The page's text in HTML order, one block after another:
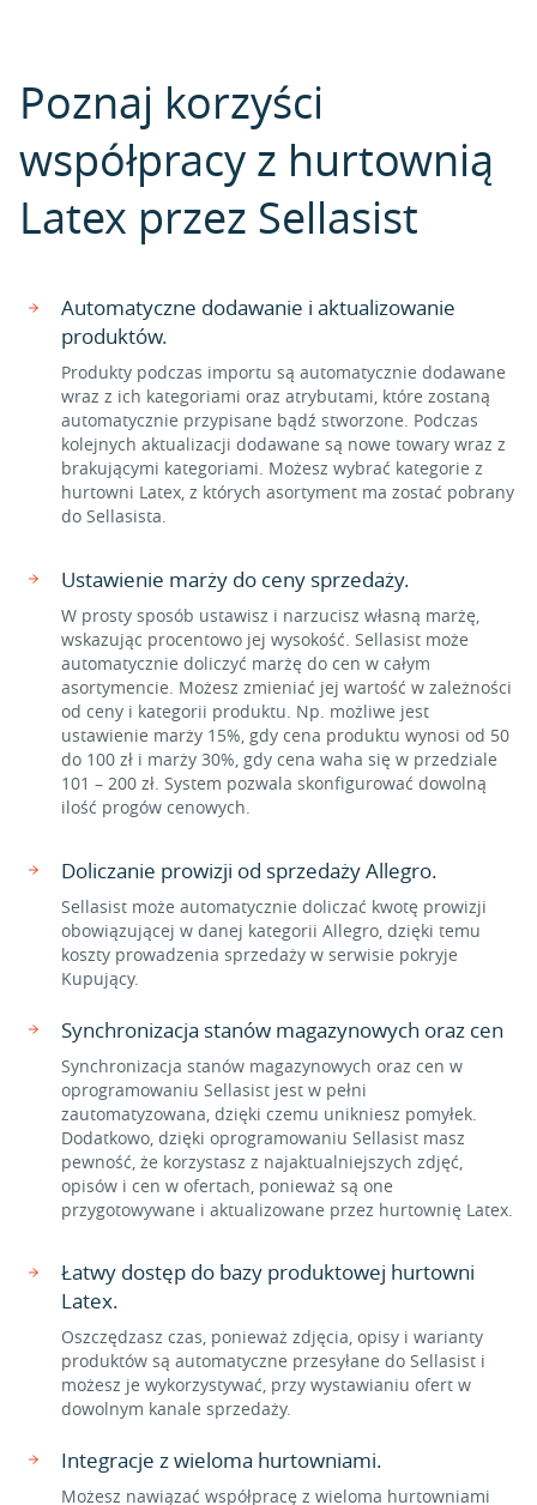
Poznaj korzyści
współpracy z hurtownią
Latex przez Sellasist
Automatyczne dodawanie i aktualizowanie
produktów.
Produkty podczas importu są automatycznie dodawane
wraz z ich kategoriami oraz atrybutami, które zostaną
automatycznie przypisane bądź stworzone. Podczas
kolejnych aktualizacji dodawane są nowe towary wraz z
brakującymi kategoriami. Możesz wybrać kategorie z
hurtowni Latex, z których asortyment ma zostać pobrany
do Sellasista.
Ustawienie marży do ceny sprzedaży.
W prosty sposób ustawisz i narzucisz własną marżę,
wskazując procentowo jej wysokość. Sellasist może
automatycznie doliczyć marżę do cen w całym
asortymencie. Możesz zmieniać jej wartość w zależności
od ceny i kategorii produktu. Np. możliwe jest
ustawienie marży 15%, gdy cena produktu wynosi od 50
do 100 zł i marży 30%, gdy cena waha się w przedziale
101 – 200 zł. System pozwala skonfigurować dowolną
ilość progów cenowych.
Doliczanie prowizji od sprzedaży Allegro.
Sellasist może automatycznie doliczać kwotę prowizji
obowiązującej w danej kategorii Allegro, dzięki temu
koszty prowadzenia sprzedaży w serwisie pokryje
Kupujący.
Synchronizacja stanów magazynowych oraz cen
Synchronizacja stanów magazynowych oraz cen w
oprogramowaniu Sellasist jest w pełni
zautomatyzowana, dzięki czemu unikniesz pomyłek.
Dodatkowo, dzięki oprogramowaniu Sellasist masz
pewność, że korzystasz z najaktualniejszych zdjęć,
opisów i cen w ofertach, ponieważ są one
przygotowywane i aktualizowane przez hurtownię Latex.
Łatwy dostęp do bazy produktowej hurtowni
Latex.
Oszczędzasz czas, ponieważ zdjęcia, opisy i warianty
produktów są automatyczne przesyłane do Sellasist i
możesz je wykorzystywać, przy wystawianiu ofert w
dowolnym kanale sprzedaży.
Integracje z wieloma hurtowniami.
Możesz nawiązać współpracę z wieloma hurtowniami